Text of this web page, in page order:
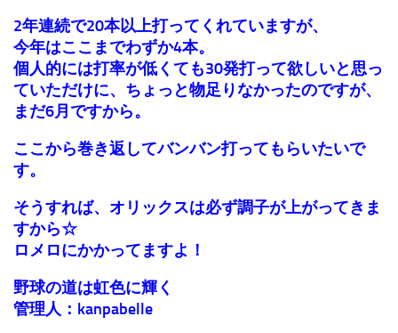
2年連続で20本以上打ってくれていますが、
今年はここまでわずか4本。
個人的には打率が低くても30発打って欲しいと思っ
ていただけに、ちょっと物足りなかったのですが、
まだ6月ですから。
ここから巻き返してバンバン打ってもらいたいで
す。
そうすれば、オリックスは必ず調子が上がってきま
すから☆
ロメロにかかってますよ！
野球の道は虹色に輝く
管理人：kanpabelle